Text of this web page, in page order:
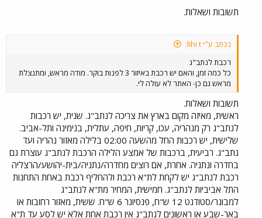
תשובות ושאלות.
נכתב ע"י lihi t:
רכבת לנתב"ג
כל כמה זמן, והאם יש רכבת באיזור 3 לפנות בוקר. מודה מראש, ומתנצלת
מראש גם כן- האתר לא עולה לי.
תשובות ושאלות.
ראשית, מאיזה מקום בארץ את צריכה לנתב"ג. שנית, יש רכבות
לנתב"ג רק מנהריה, עכו, קריות, חיפה, עתלית, בנימינה ותל-אביב.
שלישית, יש רכבות החל מהשעה 02:00 בלילה מאזור נהריה ועד
נתב"ג. רביעית, ברכבות של אמצע הלילה הרכבת לנתב"ג עוצרת גם
בחדרה ונתניה. אחרת, אם רוצים מחדרה/נתניה/בית-יהושע/הרצליה
רכבת לנתב"ג יש לקחת לת"א רכבת ולהחליף רכבת באחת התחנות
התל אביביות לנתב"ג. חמישית, המחיר מת"א לנתב"ג
למבוגר/סטודנט 12 ש"ח, פנסיונר 6 ש"ח. ששית, מאזור רחובות או
באר-שבע או ראשונים לנתב"ג אין רכבת אחת אלא יש לסע עד ת"א